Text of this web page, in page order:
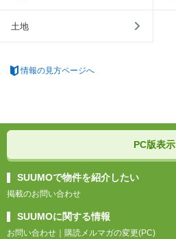
土地
情報の見方ページへ
PC版表示
SUUMOで物件を紹介したい
掲載のお問い合わせ
SUUMOに関する情報
お問い合わせ 購読メルマガの変更(PC)